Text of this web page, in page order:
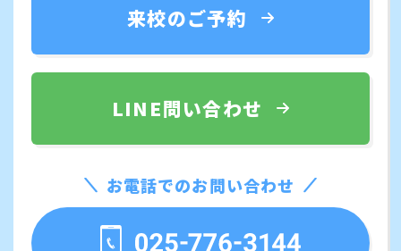
来校のご予約
LINE問い合わせ
お電話でのお問い合わせ